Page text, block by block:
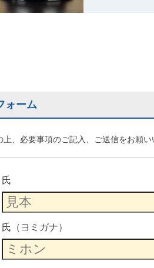
ォーム
上、必要事項のご記入、ご送信をお願い
氏
氏（ヨミガナ）